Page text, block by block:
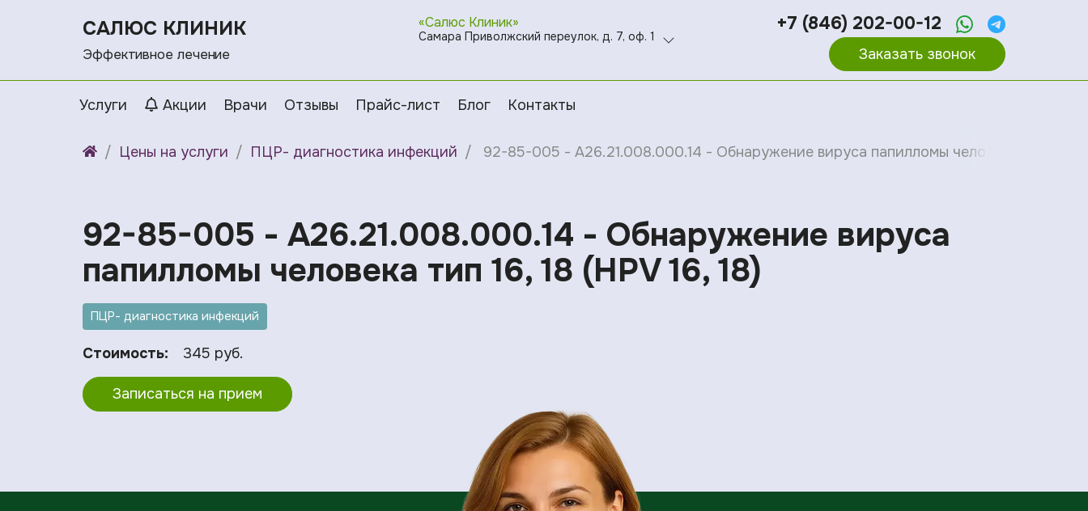
САЛЮС КЛИНИК
Эффективное лечение
«Салюс Клиник»
Самара Приволжский переулок, д. 7, оф. 1
+7 (846) 202-00-12
Заказать звонок
Услуги Акции Врачи Отзывы Прайс-лист Блог Контакты
Цены на услуги ПЦР- диагностика инфекций 92-85-005 - A26.21.008.000.14 - Обнаружение вируса папилломы человека тип 16, 18
92-85-005 - A26.21.008.000.14 - Обнаружение вируса
папилломы человека тип 16, 18 (HPV 16, 18)
ПЦР- диагностика инфекций
Стоимость: 345 руб.
Записаться на прием